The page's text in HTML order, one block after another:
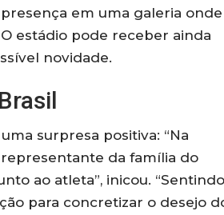
em uma galeria onde
estádio pode receber ainda
novidade.
surpresa positiva: “Na
da família do
ao atleta”, inicou.
para concretizar o desejo